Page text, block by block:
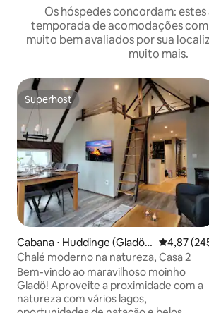
Os hóspedes concordam:
temporada de acomodações
muito bem avaliados por sua
muito mais.
Superhost
Superhost
Cabana ⋅ Huddinge (Gladö k
varn)
4,87 de
4,87
Chalé moderno na natureza, Casa 2
Bem-vindo ao maravilhoso moinho
Gladö! Aproveite a proximidade com a
natureza com vários lagos,